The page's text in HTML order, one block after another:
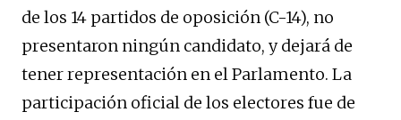
de los 14 partidos de oposición (C-14), no
presentaron ningún candidato, y dejará de
tener representación en el Parlamento. La
participación oficial de los electores fue de